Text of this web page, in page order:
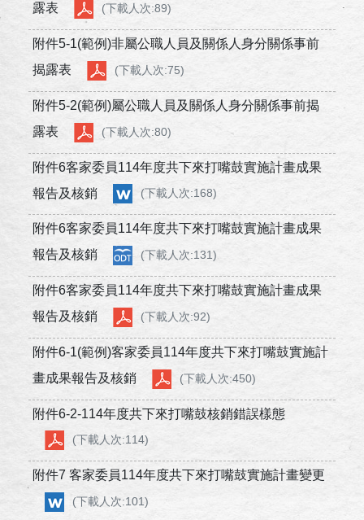
露表
(下載人次:89)
附件5-1(範例)非屬公職人員及關係人身分關係事前
揭露表
(下載人次:75)
附件5-2(範例)屬公職人員及關係人身分關係事前揭
露表
(下載人次:80)
附件6客家委員114年度共下來打嘴鼓實施計畫成果
報告及核銷
(下載人次:168)
附件6客家委員114年度共下來打嘴鼓實施計畫成果
報告及核銷
(下載人次:131)
附件6客家委員114年度共下來打嘴鼓實施計畫成果
報告及核銷
(下載人次:92)
附件6-1(範例)客家委員114年度共下來打嘴鼓實施計
畫成果報告及核銷
(下載人次:450)
附件6-2-114年度共下來打嘴鼓核銷錯誤樣態
(下載人次:114)
附件7 客家委員114年度共下來打嘴鼓實施計畫變更
(下載人次:101)